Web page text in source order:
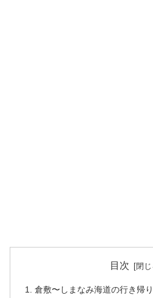
目次
倉敷〜しまなみ海道の行き帰り